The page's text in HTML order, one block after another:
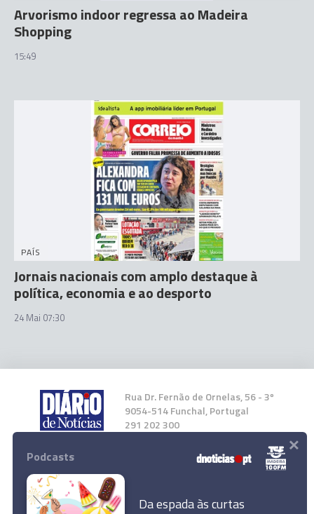
Arvorismo indoor regressa ao Madeira
Shopping
15:49
PAÍS
Jornais nacionais com amplo destaque à
política, economia e ao desporto
24 Mai 07:30
Rua Dr. Fernão de Ornelas, 56 - 3º
9054-514 Funchal, Portugal
291 202 300
Instale a nossa App
Podcasts
Da espada às curtas
×